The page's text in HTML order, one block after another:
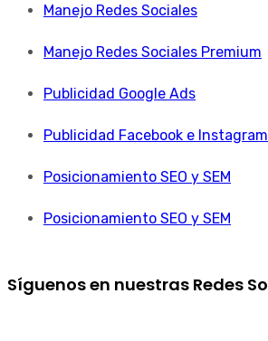
Manejo Redes Sociales
Manejo Redes Sociales Premium
Publicidad Google Ads
Publicidad Facebook e Instagram
Posicionamiento SEO y SEM
Posicionamiento SEO y SEM
Síguenos en nuestras Redes